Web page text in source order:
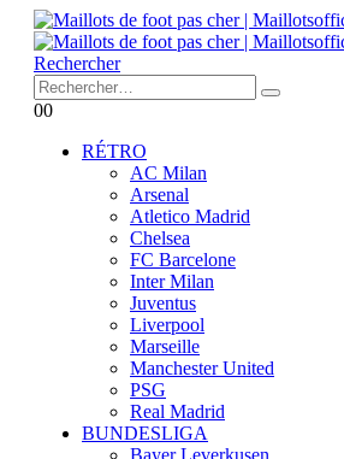
Rechercher
00
RÉTRO
AC Milan
Arsenal
Atletico Madrid
Chelsea
FC Barcelone
Inter Milan
Juventus
Liverpool
Marseille
Manchester United
PSG
Real Madrid
BUNDESLIGA
Bayer Leverkusen